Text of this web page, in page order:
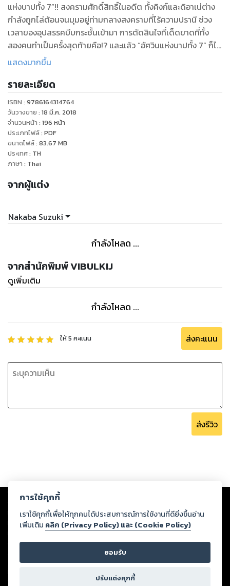
แห่งบาปทั้ง 7”!! สงครามศักดิ์สิทธิ์ในอดีต ทั้งคิงก์และดิอาเน่ต่าง
กำลังถูกไล่ต้อนจนมุมอยู่ท่ามกลางสงครามที่ไร้ความปรานี ช่วง
เวลาของอุปสรรคบีบกระชั้นเข้ามา การตัดสินใจที่เด็ดขาดที่ทั้ง
สองคนทำเป็นครั้งสุดท้ายคือ!? และแล้ว “อัศวินแห่งบาปทั้ง 7” ก็ได้
มารวมตัวกันอีกครั้ง ช่วงเวลาหยุดพักผ่านไปอย่างรวดเร็ว ลาง
ทั้งหมดมารวมตัวกันครบแล้ว แต่การต่อสู้ที่เสี่ยงอันตรายยังไม่จบ
ต้องกำจัด “บัญญัติ 10 ประการ” ที่เหลืออยู่ให้สิ้นซาก แล้วนำเอา
แสดงมากขึ้น
รายละเอียด
ISBN : 9786164314764
วันวางขาย : 18 มี.ค. 2018
จำนวนหน้า : 196 หน้า
ประเภทไฟล์: PDF
ขนาดไฟล์: 83.67 MB
ประเทศ: TH
ภาษา : Thai
จากผู้แต่ง
Nakaba Suzuki
กำลังโหลด ...
จากสำนักพิมพ์ VIBULKIJ
ดูเพิ่มเติม
กำลังโหลด ...
ให้5 คะแนน ส่งคะแนน
ส่งรีวิว
Copyright © 2026
ต่อผลงานหรือเนื้อหาใดที่อัปโหลดผ่านเว็บไซต์และปรากฏว่าละเมิดสิทธิใน
ทรัพย์สินทางปัญญาของบุคคลอื่นหรือขัดต่อกฎหมายและศีลธรรม ดังนั้น ผู้อ่าน
ทุกท่านโปรดใช้วิจารณญาณในการกลั่นกรองด้วยตนเอง และหากท่านพบว่าส่วน
หนึ่งส่วนใดขัดต่อกฎหมายและศีลธรรม กรุณาแจ้งมายังบริษัท เพื่อทีมงานจะได้
ดำเนินการในทันที ทั้งนี้ ทางสตอรี่ล็อกขอสงวนลิขสิทธิ์ตามพระราชบัญญัติ
ลิขสิทธิ์ พ.ศ. 2537 (ฉบับล่าสุด)
For support: member@ookbee.com
Version
การใช้คุกกี้
เราใช้คุกกี้เพื่อให้ทุกคนได้ประสบการณ์การใช้งานที่ดียิ่งขึ้นอ่าน
เพิ่มเติม คลิก (Privacy Policy) และ (Cookie Policy)
ยอมรับ
ปรับแต่งคุกกี้